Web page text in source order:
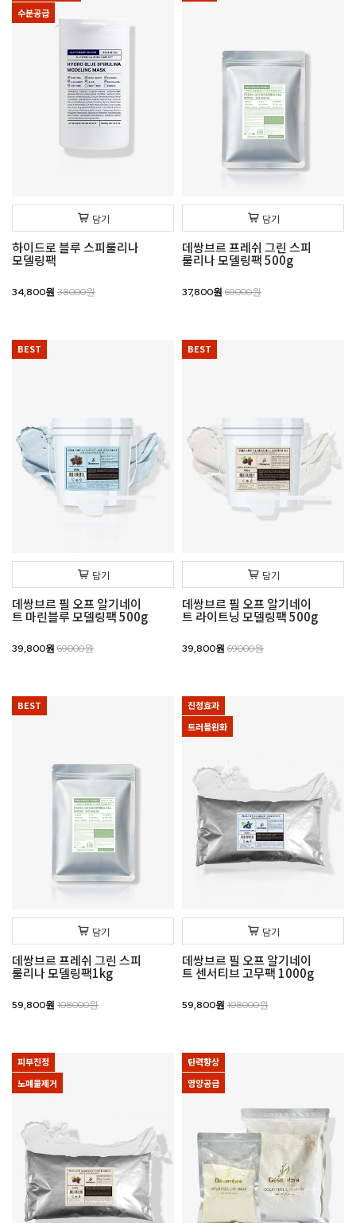
수분공급
담기
하이드로 블루 스피룰리나
모델링팩
34,800원 38000원
담기
데쌍브르 프레쉬 그린 스피
룰리나 모델링팩 500g
37,800원 69000원
BEST
담기
데쌍브르 필 오프 알기네이
트 마린블루 모델링팩 500g
39,800원 69000원
BEST
담기
데쌍브르 필 오프 알기네이
트 라이트닝 모델링팩 500g
39,800원 69000원
BEST
담기
데쌍브르 프레쉬 그린 스피
룰리나 모델링팩1kg
59,800원 108000원
진정효과
트러블완화
담기
데쌍브르 필 오프 알기네이
트 센서티브 고무팩 1000g
59,800원 108000원
피부진정
노폐물제거
탄력향상
영양공급